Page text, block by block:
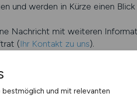
und werden in Kürze einen
Nachricht mit weiteren
(Ihr Kontakt zu uns).
bestmöglich und mit relevanten